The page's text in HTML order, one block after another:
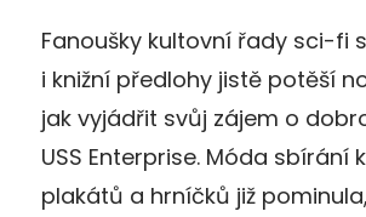
Fanoušky kultovní řady sci-fi
i knižní předlohy jistě potěší
jak vyjádřit svůj zájem o
USS Enterprise. Móda sbírání
plakátů a hrníčků již